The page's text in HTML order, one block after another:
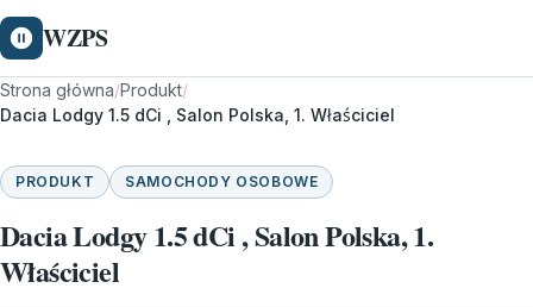
WZPS
Strona główna/Produkt/
Dacia Lodgy 1.5 dCi , Salon Polska, 1. Właściciel
PRODUKT SAMOCHODY OSOBOWE
Dacia Lodgy 1.5 dCi , Salon Polska, 1.
Właściciel